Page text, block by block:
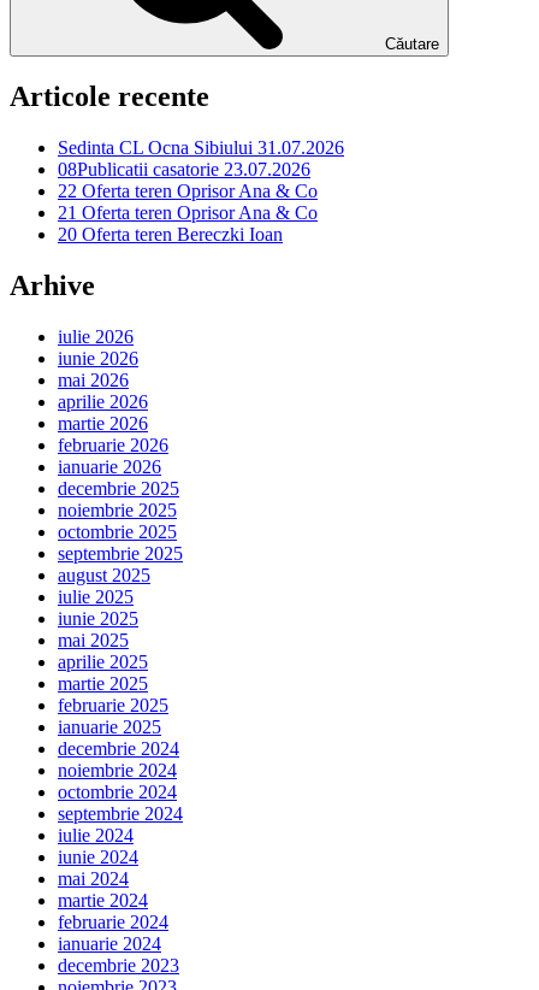
Căutare
Articole recente
Sedinta CL Ocna Sibiului 31.07.2026
08Publicatii casatorie 23.07.2026
22 Oferta teren Oprisor Ana & Co
21 Oferta teren Oprisor Ana & Co
20 Oferta teren Bereczki Ioan
Arhive
iulie 2026
iunie 2026
mai 2026
aprilie 2026
martie 2026
februarie 2026
ianuarie 2026
decembrie 2025
noiembrie 2025
octombrie 2025
septembrie 2025
august 2025
iulie 2025
iunie 2025
mai 2025
aprilie 2025
martie 2025
februarie 2025
ianuarie 2025
decembrie 2024
noiembrie 2024
octombrie 2024
septembrie 2024
iulie 2024
iunie 2024
mai 2024
martie 2024
februarie 2024
ianuarie 2024
decembrie 2023